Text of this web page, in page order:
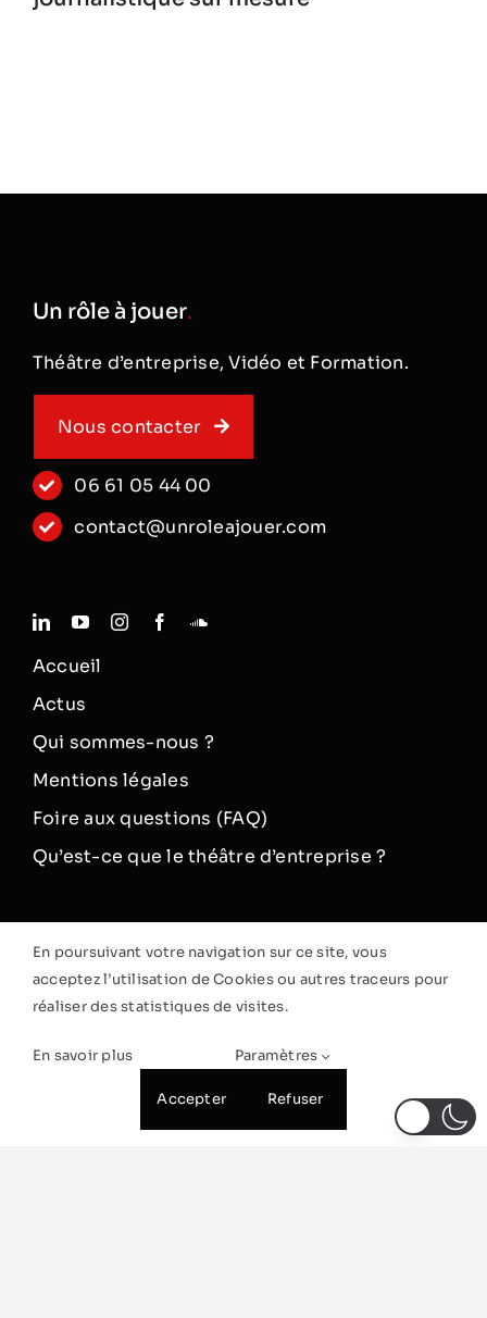
Un rôle à jouer.
Théâtre d’entreprise, Vidéo et Formation.
Nous contacter
06 61 05 44 00
contact@unroleajouer.com
Accueil
Actus
Qui sommes-nous ?
Mentions légales
Foire aux questions (FAQ)
Qu’est-ce que le théâtre d’entreprise ?
Newsletter.
Restez informé·e de nos prochaines
représentations théâtrales
Être rappelé·e
En poursuivant votre navigation sur ce site, vous
acceptez l’utilisation de Cookies ou autres traceurs pour
réaliser des statistiques de visites.
En savoir plus Paramètres
Accepter Refuser